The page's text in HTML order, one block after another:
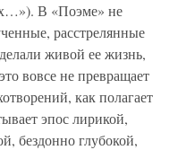
В «Поэме» не
расстрелянные
живой ее жизнь,
вовсе не превращает
как полагает
эпос лирикой,
бездонно глубокой,